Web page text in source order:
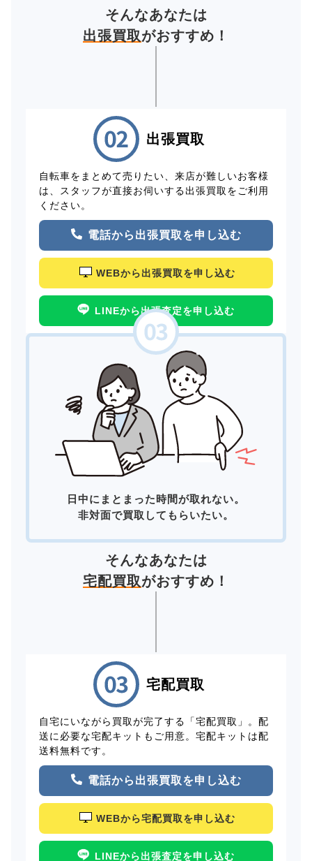
そんなあなたは
出張買取がおすすめ！
出張買取
自転車をまとめて売りたい、来店が難しいお客様
は、スタッフが直接お伺いする出張買取をご利用
ください。
電話から出張買取を申し込む
WEBから出張買取を申し込む
LINEから出張査定を申し込む
日中にまとまった時間が取れない。
非対面で買取してもらいたい。
そんなあなたは
宅配買取がおすすめ！
宅配買取
自宅にいながら買取が完了する「宅配買取」。配
送に必要な宅配キットもご用意。宅配キットは配
送料無料です。
電話から出張買取を申し込む
WEBから宅配買取を申し込む
LINEから出張査定を申し込む